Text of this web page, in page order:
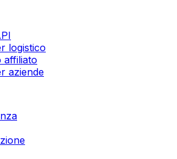
logistico
affiliato
aziende